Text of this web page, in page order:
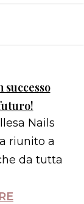
successo
Nails
riunito a
da tutta